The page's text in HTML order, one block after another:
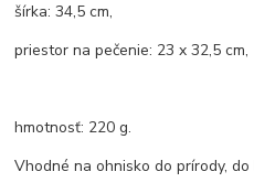
šírka: 34,5 cm,
priestor na pečenie: 23 x 32,5 cm,
hmotnosť: 220 g.
Vhodné na ohnisko do prírody, do